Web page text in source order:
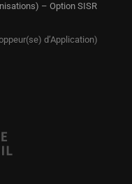
– Option SISR
d’Application)